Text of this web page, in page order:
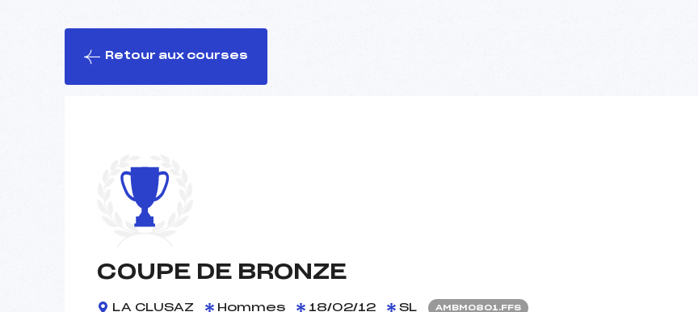
Retour aux courses
COUPE DE BRONZE
LA CLUSAZ Hommes 18/02/12 SL AMBM0801.FFS